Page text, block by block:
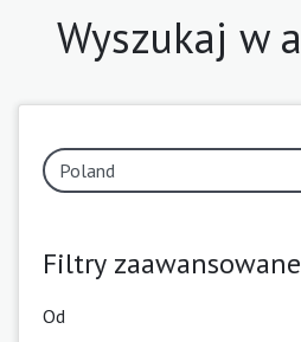
Wyszukaj w
Filtry zaawansowane
Od